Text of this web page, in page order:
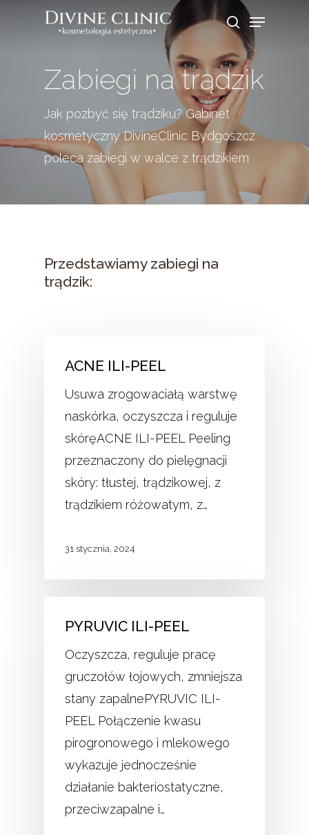
search
Menu
Zabiegi na trądzik
Jak pozbyć się trądziku? Gabinet
kosmetyczny DivineClinic Bydgoszcz
poleca zabiegi w walce z trądzikiem
Przedstawiamy zabiegi na
trądzik:
ACNE ILI-PEEL
Usuwa zrogowaciałą warstwę
naskórka, oczyszcza i reguluje
skóręACNE ILI-PEEL Peeling
przeznaczony do pielęgnacji
skóry: tłustej, trądzikowej, z
trądzikiem różowatym, z…
31 stycznia, 2024
PYRUVIC ILI-PEEL
Oczyszcza, reguluje pracę
gruczołów łojowych, zmniejsza
stany zapalnePYRUVIC ILI-
PEEL Połączenie kwasu
pirogronowego i mlekowego
wykazuje jednocześnie
działanie bakteriostatyczne,
przeciwzapalne i…